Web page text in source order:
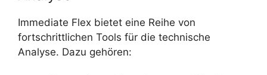
Immediate Flex bietet eine Reihe von
fortschrittlichen Tools für die technische
Analyse. Dazu gehören: